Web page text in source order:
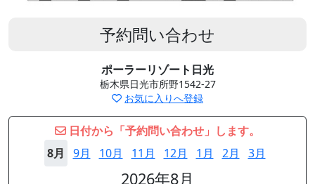
予約問い合わせ
ポーラーリゾート日光
栃木県日光市所野1542-27
お気に入りへ登録
日付から「予約問い合わせ」します。
8月
9月 10月 11月 12月 1月 2月 3月
2026年8月